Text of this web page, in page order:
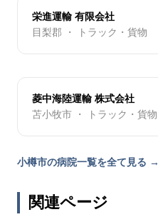
栄進運輸 有限会社
目梨郡 ・ トラック・貨物
菱中海陸運輸 株式会社
苫小牧市 ・ トラック・貨物
小樽市の病院一覧を全て見る →
関連ページ